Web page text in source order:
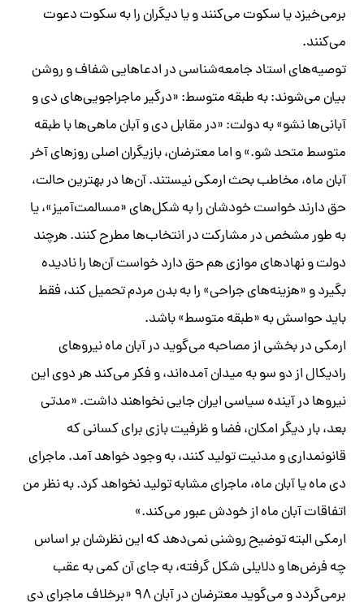
برمی‌خیزد یا سکوت می‌کنند و یا دیگران را به سکوت دعوت
می‌کنند.
توصیه‌های استاد جامعه‌شناسی در ادعاهایی شفاف و روشن
بیان می‌شوند: به طبقه متوسط: «درگیر ماجراجویی‌های دی و
آبانی‌ها نشو» به دولت: «در مقابل دی و آبان ماهی‌ها با طبقه
متوسط متحد شو.» و اما معترضان، بازیگران اصلی روزهای آخر
آبان ماه، مخاطب بحث ارمکی نیستند. آن‌ها در بهترین حالت،
حق دارند خواست خودشان را به شکل‌های «مسالمت‌آمیز»، یا
به طور مشخص در مشارکت در انتخاب‌ها مطرح کنند. هرچند
دولت و نهادهای موازی هم حق دارد خواست آن‌ها را نادیده
بگیرد و «هزینه‌های جراحی» را به بدن مردم تحمیل کند، فقط
باید حواسش به «طبقه متوسط» باشد.
ارمکی در بخشی از مصاحبه‌ می‌گوید در آبان ماه نیروهای
رادیکال از دو سو به میدان آمده‌اند، و فکر می‌کند هر دوی این
نیروها در آینده سیاسی ایران جایی نخواهند داشت. «مدتی
بعد، بار دیگر امکان، فضا و ظرفیت بازی برای کسانی که
قانونمداری و مدنیت تولید کنند، به وجود خواهد آمد. ماجرای
دی ماه یا آبان‌ ماه، ماجرای مشابه تولید نخواهد کرد. به نظر من
اتفاقات آبان ماه از خودش عبور می‌کند.»
ارمکی البته توضیح روشنی نمی‌دهد که این نظرشان بر اساس
چه فرض‌ها و دلایلی شکل گرفته، به جای آن کمی به عقب
برمی‌گردد و می‌گوید معترضان در آبان ۹۸ «برخلاف ماجرای دی